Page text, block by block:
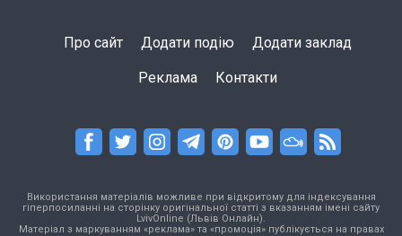
Про сайт Додати подію Додати заклад
Реклама Контакти
Використання матеріалів можливе при відкритому для індексування
гіперпосиланні на сторінку оригінальної статті з вказанням імені сайту
LvivOnline (Львів Онлайн).
Матеріал з маркуванням «реклама» та «промоція» публікується на правах